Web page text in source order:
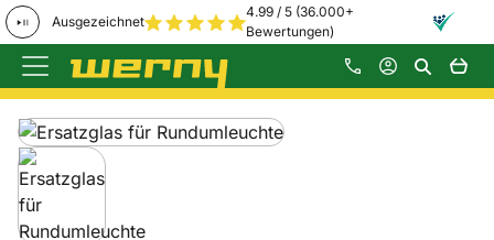
Ausgezeichnet
4.99 / 5 (36.000+
Bewertungen)
Zum Hauptinhalt springen
Produktgalerie
Zur Kaufbox springen